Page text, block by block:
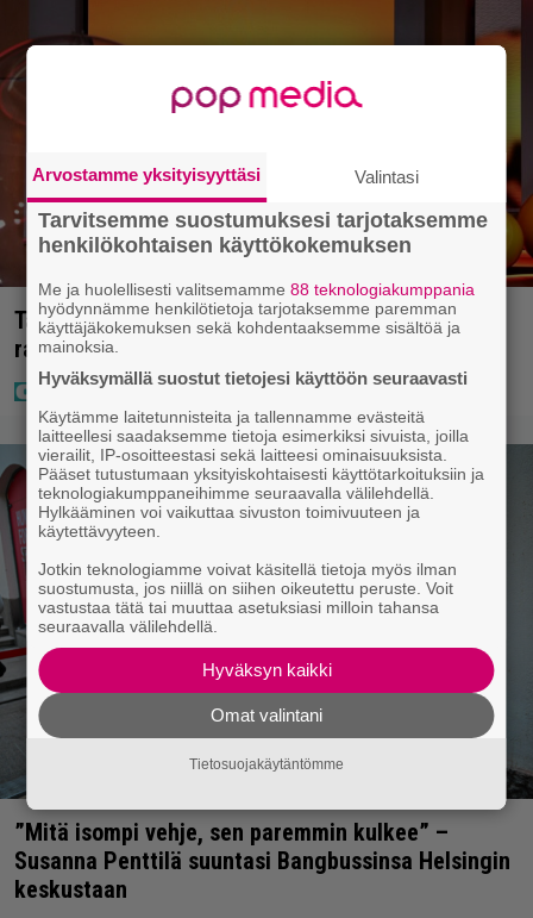
Täällä pelattiin lauantain Loton ja Jokerin isot
rahat – Tokmannilla, ABC:lla, netissä…
”Mitä isompi vehje, sen paremmin kulkee” –
Susanna Penttilä suuntasi Bangbussinsa Helsingin
keskustaan
Arvostamme yksityisyyttäsi Valintasi
Tarvitsemme suostumuksesi tarjotaksemme
henkilökohtaisen käyttökokemuksen
Me ja huolellisesti valitsemamme88 teknologiakumppania
hyödynnämme henkilötietoja tarjotaksemme paremman
käyttäjäkokemuksen sekä kohdentaaksemme sisältöä ja
mainoksia.
Hyväksymällä suostut tietojesi käyttöön seuraavasti
Käytämme laitetunnisteita ja tallennamme evästeitä
laitteellesi saadaksemme tietoja esimerkiksi sivuista, joilla
vierailit, IP-osoitteestasi sekä laitteesi ominaisuuksista.
Pääset tutustumaan yksityiskohtaisesti käyttötarkoituksiin ja
teknologiakumppaneihimme seuraavalla välilehdellä.
Hylkääminen voi vaikuttaa sivuston toimivuuteen ja
käytettävyyteen.
Jotkin teknologiamme voivat käsitellä tietoja myös ilman
suostumusta, jos niillä on siihen oikeutettu peruste. Voit
vastustaa tätä tai muuttaa asetuksiasi milloin tahansa
seuraavalla välilehdellä.
Hyväksyn kaikki
Omat valintani
Tietosuojakäytäntömme